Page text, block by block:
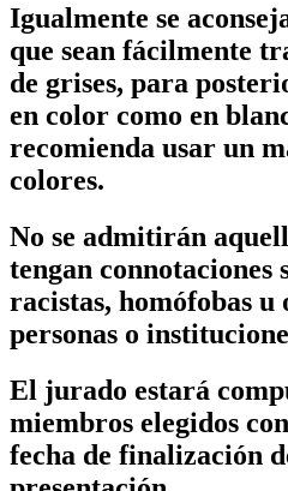
Igualmente se
que sean fácilmente
de grises, para
en color como en
recomienda usar un
colores.
No se admitirán
tengan connotaciones
racistas, homófobas u
personas o
El jurado estará
miembros elegidos
fecha de finalización